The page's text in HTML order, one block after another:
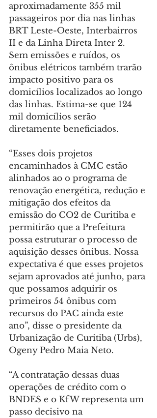
aproximadamente 355 mil
passageiros por dia nas linhas
BRT Leste-Oeste, Interbairros
II e da Linha Direta Inter 2.
Sem emissões e ruídos, os
ônibus elétricos também trarão
impacto positivo para os
domicílios localizados ao longo
das linhas. Estima-se que 124
mil domicílios serão
diretamente beneficiados.
“Esses dois projetos
encaminhados à CMC estão
alinhados ao o programa de
renovação energética, redução e
mitigação dos efeitos da
emissão do CO2 de Curitiba e
permitirão que a Prefeitura
possa estruturar o processo de
aquisição desses ônibus. Nossa
expectativa é que esses projetos
sejam aprovados até junho, para
que possamos adquirir os
primeiros 54 ônibus com
recursos do PAC ainda este
ano”, disse o presidente da
Urbanização de Curitiba (Urbs),
Ogeny Pedro Maia Neto.
“A contratação dessas duas
operações de crédito com o
BNDES e o KfW representa um
passo decisivo na